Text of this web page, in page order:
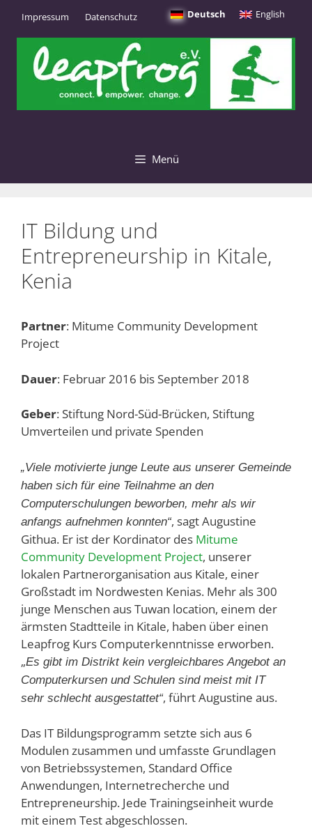
Inhalt
springen
Impressum Datenschutz Deutsch English
Menü
IT Bildung und
Entrepreneurship in Kitale,
Kenia
Partner: Mitume Community Development
Project
Dauer: Februar 2016 bis September 2018
Geber: Stiftung Nord-Süd-Brücken, Stiftung
Umverteilen und private Spenden
„Viele motivierte junge Leute aus unserer Gemeinde
haben sich für eine Teilnahme an den
Computerschulungen beworben, mehr als wir
anfangs aufnehmen konnten“, sagtAugustine
Githua. Er ist der Kordinator des Mitume
Community Development Project, unserer
lokalen Partnerorganisation aus Kitale, einer
Großstadt im Nordwesten Kenias. Mehr als 300
junge Menschen aus Tuwan location, einem der
ärmsten Stadtteile in Kitale, haben über einen
Leapfrog Kurs Computerkenntnisse erworben.
„Es gibt im Distrikt kein vergleichbares Angebot an
Computerkursen und Schulen sind meist mit IT
sehr schlecht ausgestattet“, führt Augustine aus.
Das IT Bildungsprogramm setzte sich aus 6
Modulen zusammen und umfasste Grundlagen
von Betriebssystemen, Standard Office
Anwendungen, Internetrecherche und
Entrepreneurship. Jede Trainingseinheit wurde
mit einem Test abgeschlossen.